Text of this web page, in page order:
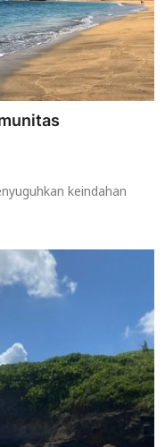
keindahan